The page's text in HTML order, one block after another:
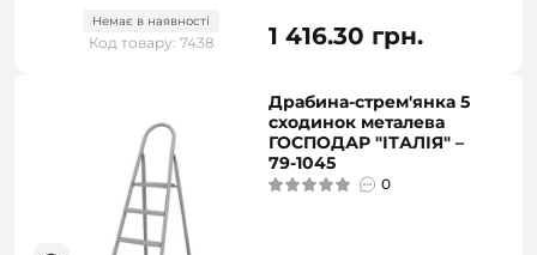
Немає в наявності
Код товару: 7438 1 416.30 грн.
Драбина-стрем'янка 5
сходинок металева
ГОСПОДАР "ІТАЛІЯ" –
79-1045
0